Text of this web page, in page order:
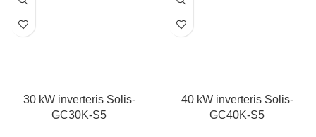
30 kW inverteris Solis-
GC30K-S5
40 kW inverteris Solis-
GC40K-S5